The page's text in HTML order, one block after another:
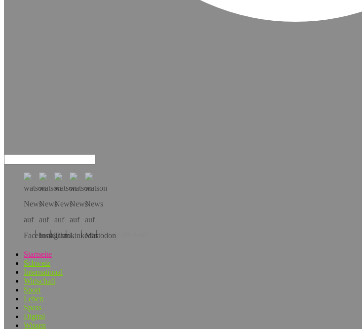
Hol dir die App!
Startseite
Schweiz
International
Wirtschaft
Sport
Leben
Spass
Digital
Wissen